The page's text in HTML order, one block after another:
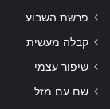
פרשת השבוע
קבלה מעשית
שיפור עצמי
שם עם מזל